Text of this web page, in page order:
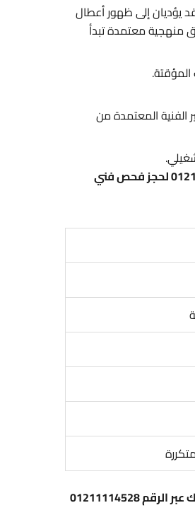
يؤديان إلى ظهور أعطال
منهجية معتمدة تبدأ
الفنية المعتمدة من
وللحصول على خدمة صيانة موثوقة تحافظ على جهازك من الأعطال المتكررة، يُرجى التواصل مع مركز صيانة اريستون الرسمي عبر الرقم 01211114528 لحجز فحص فني
ولتجنّب المخاطر الناتجة عن الصيانة غير المعتمدة، وضمان إصلاح موثوق يحافظ على كفاءة جهازك، يُنصح بالتواصل مع مركز صيانة اريستون بي تك عبر الرقم 01211114528